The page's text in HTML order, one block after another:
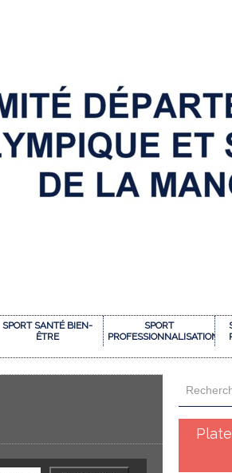
SPORT SANTÉ BIEN-
ÊTRE
SPORT
PROFESSIONNALISATION